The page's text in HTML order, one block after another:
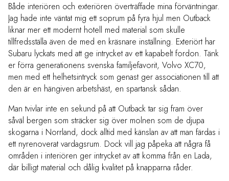
Både interiören och exteriören överträffade mina förväntningar.
Jag hade inte väntat mig ett soprum på fyra hjul men Outback
liknar mer ett modernt hotell med material som skulle
tillfredsställa även de med en kräsnare inställning. Exteriört har
Subaru lyckats med att ge intrycket av ett kapabelt fordon. Tänk
er förra generationens svenska familjefavorit, Volvo XC70,
men med ett helhetsintryck som genast ger associationen till att
den är en hängiven arbetshäst, en spartansk sådan.
Man tvivlar inte en sekund på att Outback tar sig fram över
såväl bergen som sträcker sig över molnen som de djupa
skogarna i Norrland, dock alltid med känslan av att man färdas i
ett nyrenoverat vardagsrum. Dock vill jag påpeka att några få
områden i interiören ger intrycket av att komma från en Lada,
där billigt material och dålig kvalitet på knapparna råder.